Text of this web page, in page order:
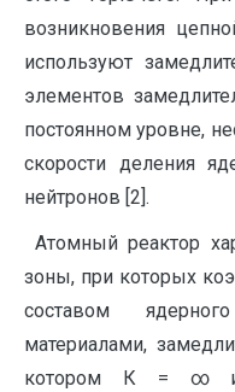
возникновения
используют
элементов
постоянном уровне,
скорости деления
нейтронов [2].
Атомный реактор
зоны, при которых
составом
материалами,
котором К = ∞